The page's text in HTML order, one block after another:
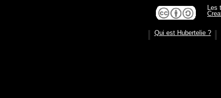
Les
Qui est Hubertelie ?